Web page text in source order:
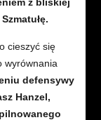
cieszyć się
wyrównania
defensywy
Hanzel,